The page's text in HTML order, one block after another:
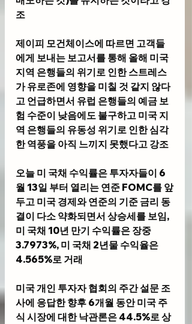
조
제이피 모건체이스에 따르면 고객들
에게 보내는 보고서를 통해 올해 미국
지역 은행들의 위기로 인한 스트레스
가 유로존에 영향을 미칠 것 같지 않다
고 언급하면서 유럽 은행들의 예금 보
험 수준이 낮음에도 불구하고 미국 지
역 은행들의 유동성 위기로 인한 심각
한 역풍을 아직 느끼지 못했다고 강조
오늘 미 국채 수익률은 투자자들이 6
월 13일 부터 열리는 연준 FOMC를 앞
두고 미국 경제와 연준의 기준 금리 동
결이 다소 약화되면서 상승세를 보임,
미 국채 10년 만기 수익률은 장중
3.7973%, 미 국채 2년물 수익율은
4.565%로 거래
미국 개인 투자자 협회의 주간 설문 조
사에 응답한 향후 6개월 동안 미국 주
식 시장에 대한 낙관론은 44.5%로 상